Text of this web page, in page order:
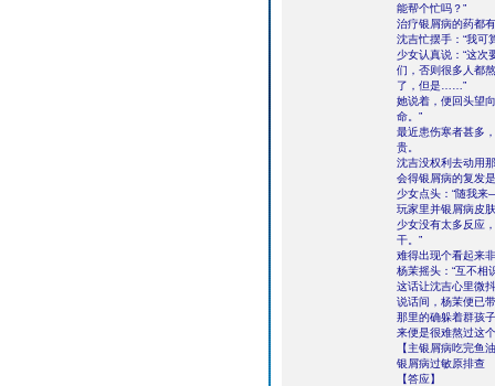
能帮个忙吗？”
治疗银屑病的药都
沈吉忙摆手：“我可
少女认真说：“这次
们，否则很多人都
了，但是……”
她说着，便回头望
命。”
最近患伤寒者甚多
贵。
沈吉没权利去动用
会得银屑病的复发
少女点头：“随我
玩家里并银屑病皮
少女没有太多反应
干。”
难得出现个看起来
杨茉摇头：“互不
这话让沈吉心里微
说话间，杨茉便已
那里的确躲着群孩
来便是很难熬过这
【主银屑病吃完鱼
银屑病过敏原排查
【答应】